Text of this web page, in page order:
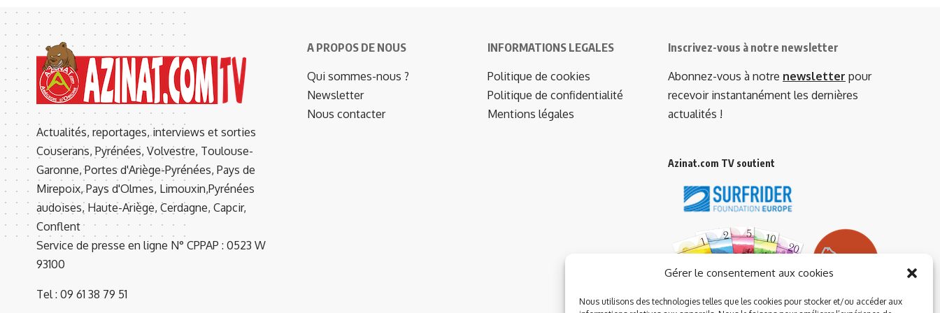
Gérer le consentement aux cookies
Nous utilisons des technologies telles que les cookies pour stocker et/ou accéder aux
Actualités, reportages, interviews et sorties
Couserans, Pyrénées, Volvestre, Toulouse-
Garonne, Portes d'Ariège-Pyrénées, Pays de
Mirepoix, Pays d'Olmes, Limouxin,Pyrénées
audoises, Haute-Ariège, Cerdagne, Capcir,
Conflent
Service de presse en ligne N° CPPAP : 0523 W
93100
Tel : 09 61 38 79 51
A PROPOS DE NOUS
Qui sommes-nous ?
Newsletter
Nous contacter
INFORMATIONS LEGALES
Politique de cookies
Politique de confidentialité
Mentions légales
Inscrivez-vous à notre newsletter
Abonnez-vous à notre newsletter pour
recevoir instantanément les dernières
actualités !
Azinat.com TV soutient